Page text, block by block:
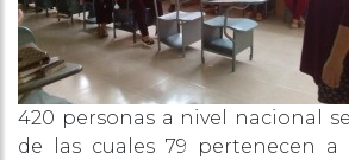
420 personas a nivel nacional
de las cuales 79 pertenecen